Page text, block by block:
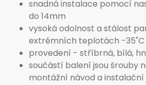
snadná instalace pomocí
do 14mm
vysoká odolnost a stálost
extrémních teplotách -35˚C
provedení - stříbrná, bílá,
součástí balení jsou šrouby
montážní návod a instalační